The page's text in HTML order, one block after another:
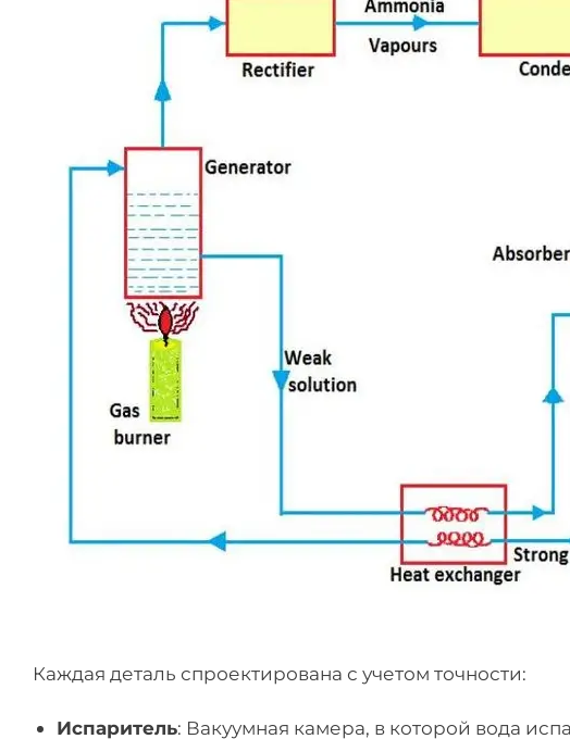
Каждая деталь спроектирована с учетом точности:
Испаритель: Вакуумная камера, в которой вода